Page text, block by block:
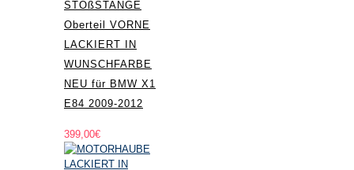
STOßSTANGE
Oberteil VORNE
LACKIERT IN
WUNSCHFARBE
NEU für BMW X1
E84 2009-2012
399,00€